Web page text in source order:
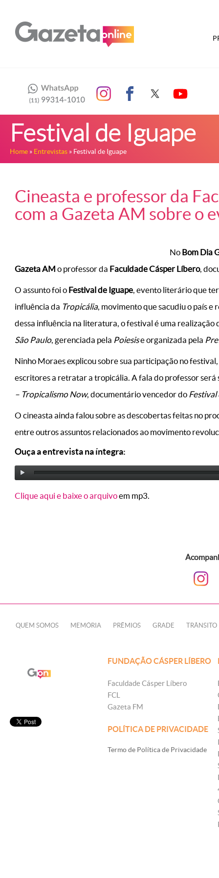
Festival de Iguape
Home » Entrevistas » Festival de Iguape
Cineasta e professor da
com a Gazeta AM sobre o
No Bom Dia
Gazeta AM o professor da Faculdade Cásper Líbero,
O assunto foi o Festival de Iguape, evento literário que
influência da Tropicália, movimento que sacudiu o país
dessa influência na literatura, o festival é uma realização
São Paulo, gerenciada pela Poiesise organizada pela
Ninho Moraes explicou sobre sua participação no
escritores a retratar a tropicália. A fala do professor
– Tropicalismo Now, documentário vencedor do
O cineasta ainda falou sobre as descobertas feitas no
entre outros assuntos relacionados ao movimento
Ouça a entrevista na íntegra:
Clique aqui e baixe o arquivoem mp3.
QUEM SOMOS MEMÓRIA PRÊMIOS GRADE TRÂNSITO
FUNDAÇÃO CÁSPER LÍBERO
Faculdade Cásper Líbero
FCL
Gazeta FM
POLÍTICA DE PRIVACIDADE
Termo de Política de Privacidade